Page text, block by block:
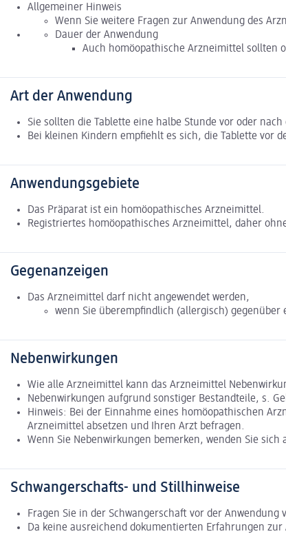
Allgemeiner Hinweis
Wenn Sie weitere Fragen zur Anwendung des
Dauer der Anwendung
Auch homöopathische Arzneimittel sollten
Art der Anwendung
Sie sollten die Tablette eine halbe Stunde vor oder
Bei kleinen Kindern empfiehlt es sich, die Tablette vor
Anwendungsgebiete
Das Präparat ist ein homöopathisches Arzneimittel.
Registriertes homöopathisches Arzneimittel, daher
Gegenanzeigen
Das Arzneimittel darf nicht angewendet werden,
wenn Sie überempfindlich (allergisch)
Nebenwirkungen
Wie alle Arzneimittel kann das Arzneimittel
Nebenwirkungen aufgrund sonstiger Bestandteile, s.
Hinweis: Bei der Einnahme eines homöopathischen
Arzneimittel absetzen und Ihren Arzt befragen.
Wenn Sie Nebenwirkungen bemerken, wenden Sie
Schwangerschafts- und Stillhinweise
Fragen Sie in der Schwangerschaft vor der
Da keine ausreichend dokumentierten Erfahrungen